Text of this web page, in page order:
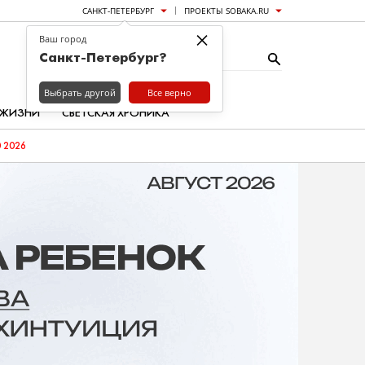
САНКТ-ПЕТЕРБУРГ ПРОЕКТЫ SOBAKA.RU
СВЕТСКАЯ ХРОНИКА
×
Ваш город
Санкт-Петербург?
Выбрать другой Все верно